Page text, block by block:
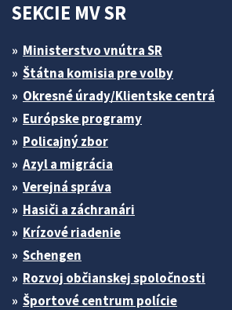
SEKCIE MV SR
Ministerstvo vnútra SR
Štátna komisia pre volby
Okresné úrady/Klientske centrá
Európske programy
Policajný zbor
Azyl a migrácia
Verejná správa
Hasiči a záchranári
Krízové riadenie
Schengen
Rozvoj občianskej spoločnosti
Športové centrum polície